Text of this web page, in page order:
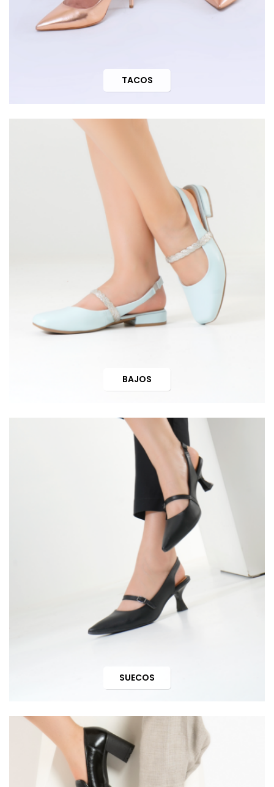
TACOS
BAJOS
SUECOS